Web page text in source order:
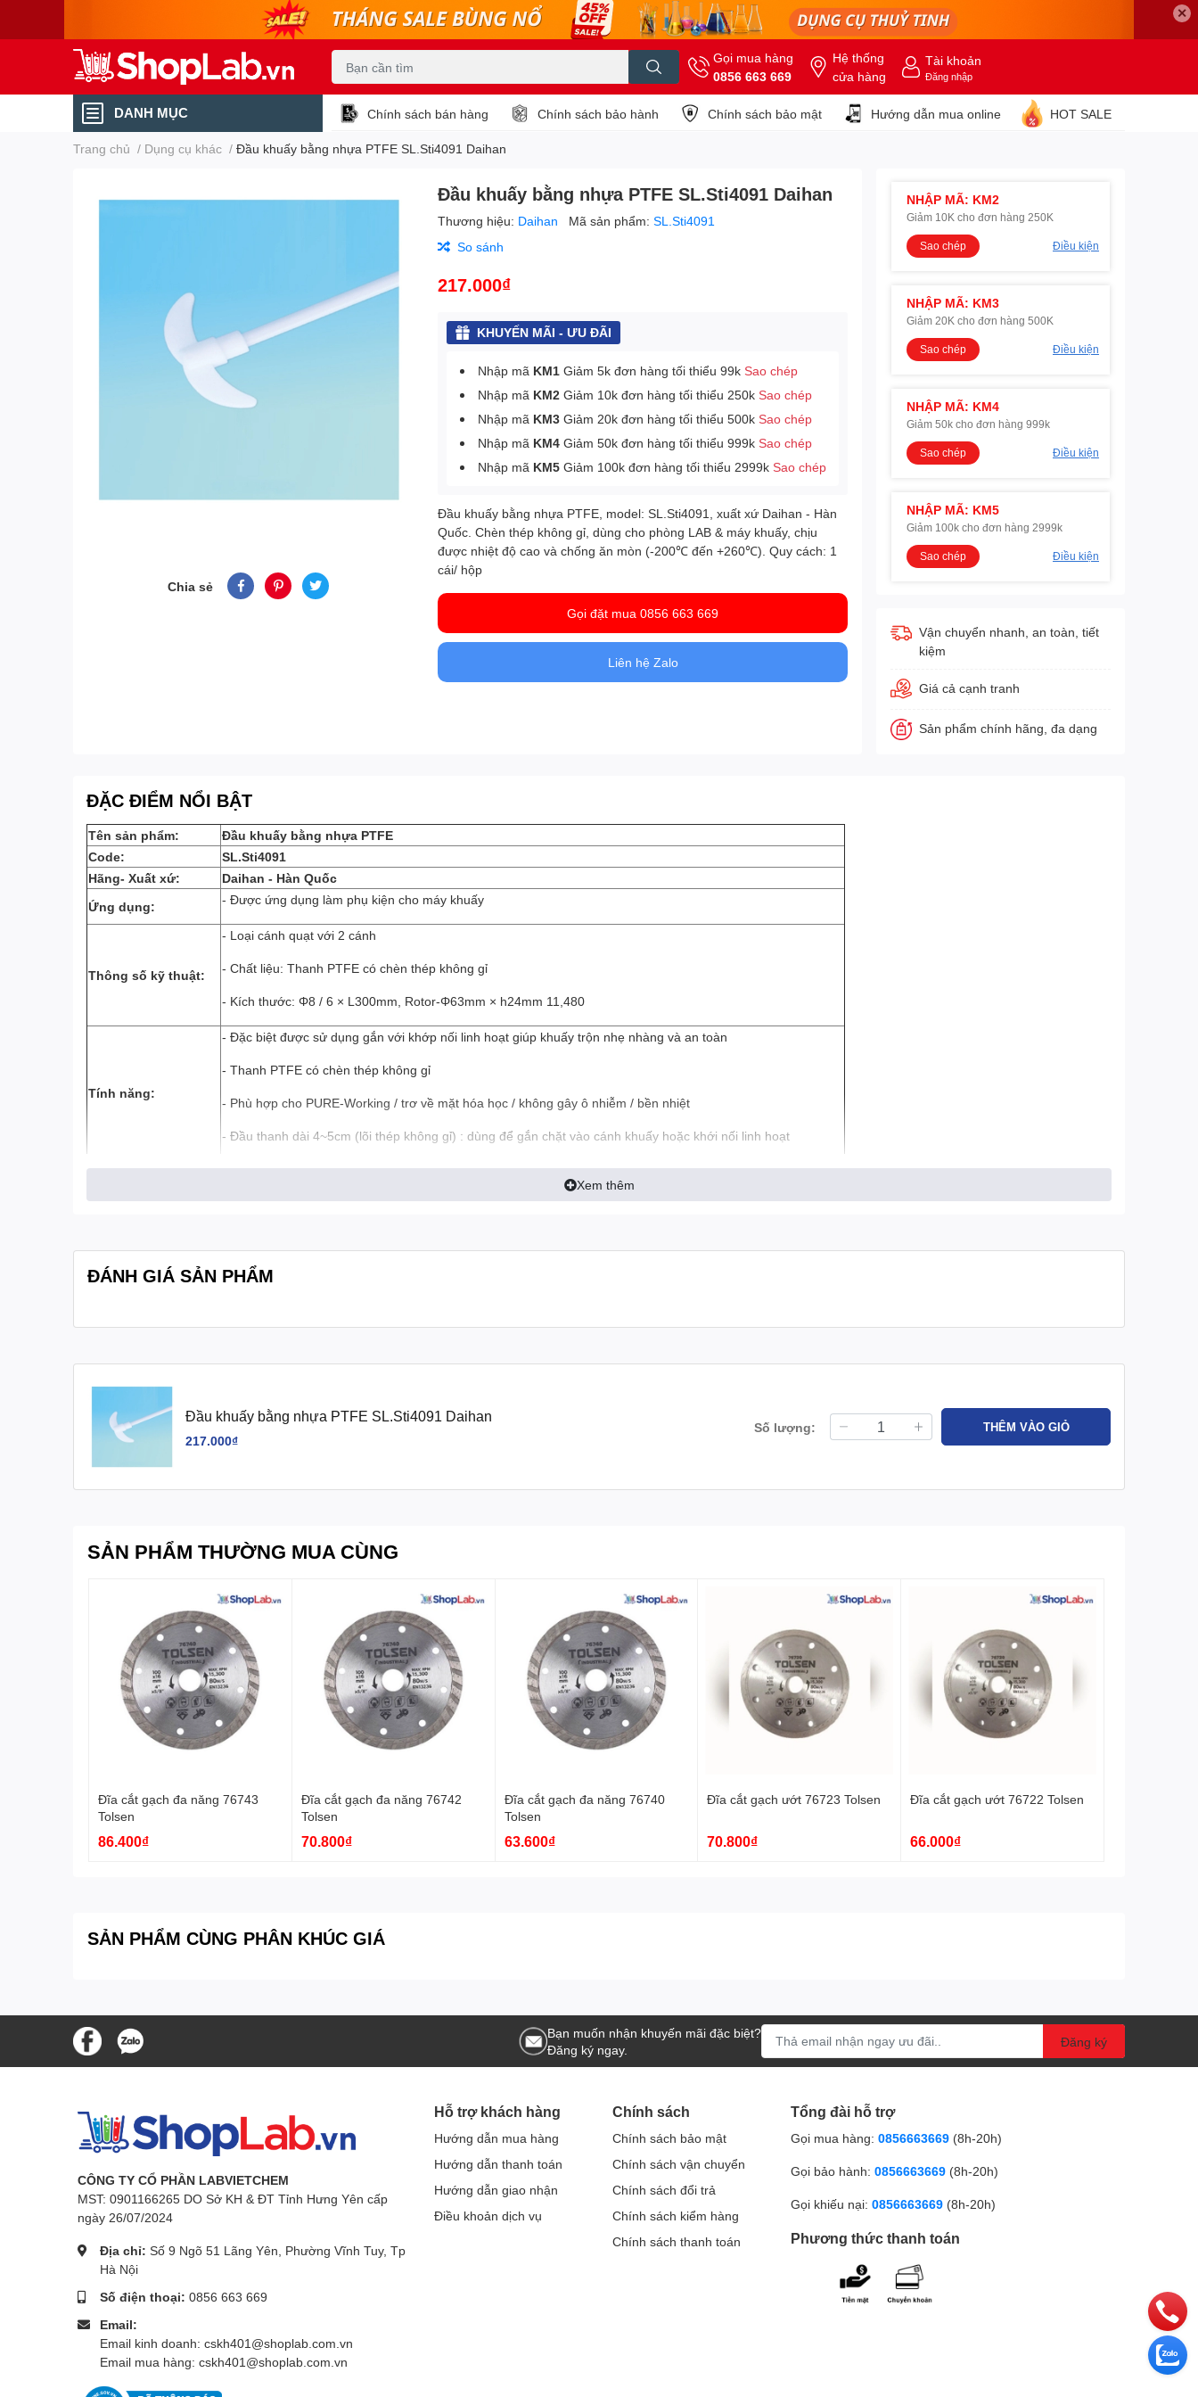
✕
Gọi mua hàng
0856 663 669
Hệ thống
cửa hàng
Tài khoản
Đăng nhập
DANH MỤC Chính sách bán hàng Chính sách bảo hành Chính sách bảo mật Hướng dẫn mua online HOT SALE
Trang chủ / Dụng cụ khác / Đầu khuấy bằng nhựa PTFE SL.Sti4091 Daihan
Chia sẻ
Đầu khuấy bằng nhựa PTFE SL.Sti4091 Daihan
Thương hiệu: Daihan Mã sản phẩm:SL.Sti4091
So sánh
217.000₫
KHUYẾN MÃI - ƯU ĐÃI
Nhập mã KM1 Giảm 5k đơn hàng tối thiểu 99kSao chép
Nhập mã KM2 Giảm 10k đơn hàng tối thiểu 250kSao chép
Nhập mã KM3 Giảm 20k đơn hàng tối thiểu 500kSao chép
Nhập mã KM4 Giảm 50k đơn hàng tối thiểu 999kSao chép
Nhập mã KM5 Giảm 100k đơn hàng tối thiểu 2999kSao chép
Đầu khuấy bằng nhựa PTFE, model: SL.Sti4091, xuất xứ Daihan - Hàn
Quốc. Chèn thép không gỉ, dùng cho phòng LAB & máy khuấy, chịu
được nhiệt độ cao và chống ăn mòn (-200℃ đến +260℃). Quy cách: 1
cái/ hộp
Gọi đặt mua 0856 663 669
Liên hệ Zalo
NHẬP MÃ: KM2
Giảm 10K cho đơn hàng 250K
Sao chép Điều kiện
NHẬP MÃ: KM3
Giảm 20K cho đơn hàng 500K
Sao chép Điều kiện
NHẬP MÃ: KM4
Giảm 50k cho đơn hàng 999k
Sao chép Điều kiện
NHẬP MÃ: KM5
Giảm 100k cho đơn hàng 2999k
Sao chép Điều kiện
Vận chuyển nhanh, an toàn, tiết
kiệm
Giá cả cạnh tranh
Sản phẩm chính hãng, đa dạng
ĐẶC ĐIỂM NỔI BẬT
Tên sản phẩm:
Đầu khuấy bằng nhựa PTFE
Code:
SL.Sti4091
Hãng- Xuất xứ:
Daihan - Hàn Quốc
Ứng dụng:
- Được ứng dụng làm phụ kiện cho máy khuấy
Thông số kỹ thuật:
- Loại cánh quạt với 2 cánh
- Chất liệu: Thanh PTFE có chèn thép không gỉ
- Kích thước: Φ8 / 6 × L300mm, Rotor-Φ63mm × h24mm 11,480
Tính năng:
- Đặc biệt được sử dụng gắn với khớp nối linh hoạt giúp khuấy trộn nhẹ nhàng và an toàn
- Thanh PTFE có chèn thép không gỉ
- Phù hợp cho PURE-Working / trơ về mặt hóa học / không gây ô nhiễm / bền nhiệt
- Đầu thanh dài 4~5cm (lõi thép không gỉ) : dùng để gắn chặt vào cánh khuấy hoặc khới nối linh hoạt
- 1 đầu khuấy
Xem thêm
ĐÁNH GIÁ SẢN PHẨM
Đầu khuấy bằng nhựa PTFE SL.Sti4091 Daihan
217.000₫
Số lượng: THÊM VÀO GIỎ
SẢN PHẨM THƯỜNG MUA CÙNG
Đĩa cắt gạch đa năng 76743
Tolsen
86.400₫
Đĩa cắt gạch đa năng 76742
Tolsen
70.800₫
Đĩa cắt gạch đa năng 76740
Tolsen
63.600₫
Đĩa cắt gạch ướt 76723 Tolsen
70.800₫
Đĩa cắt gạch ướt 76722 Tolsen
66.000₫
SẢN PHẨM CÙNG PHÂN KHÚC GIÁ
Bạn muốn nhận khuyến mãi đặc biệt?
Đăng ký ngay.
Đăng ký
CÔNG TY CỔ PHẦN LABVIETCHEM
MST: 0901166265 DO Sở KH & ĐT Tỉnh Hưng Yên cấp
ngày 26/07/2024
Địa chỉ: Số 9 Ngõ 51 Lãng Yên, Phường Vĩnh Tuy, Tp
Hà Nội
Số điện thoại: 0856 663 669
Email:
Email kinh doanh: cskh401@shoplab.com.vn
Email mua hàng: cskh401@shoplab.com.vn
Hỗ trợ khách hàng
Hướng dẫn mua hàng
Hướng dẫn thanh toán
Hướng dẫn giao nhận
Điều khoản dịch vụ
Chính sách
Chính sách bảo mật
Chính sách vận chuyển
Chính sách đổi trả
Chính sách kiểm hàng
Chính sách thanh toán
Tổng đài hỗ trợ
Gọi mua hàng: 0856663669 (8h-20h)
Gọi bảo hành: 0856663669 (8h-20h)
Gọi khiếu nại: 0856663669 (8h-20h)
Phương thức thanh toán